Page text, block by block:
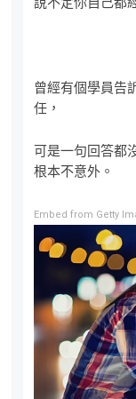
曾經有個學員告
任，
可是一句回答都
根本不意外。
Embed from Getty